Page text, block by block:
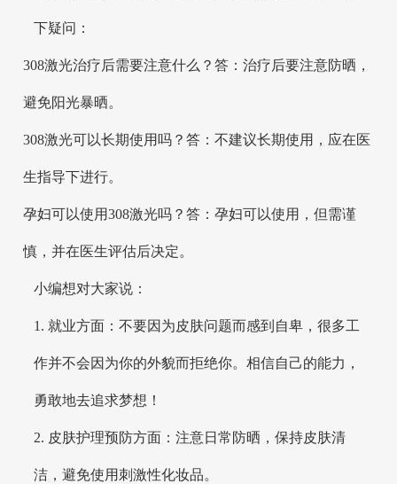
下疑问：
308激光治疗后需要注意什么？答：治疗后要注意防晒，
避免阳光暴晒。
308激光可以长期使用吗？答：不建议长期使用，应在医
生指导下进行。
孕妇可以使用308激光吗？答：孕妇可以使用，但需谨
慎，并在医生评估后决定。
小编想对大家说：
1. 就业方面：不要因为皮肤问题而感到自卑，很多工
作并不会因为你的外貌而拒绝你。相信自己的能力，
勇敢地去追求梦想！
2. 皮肤护理预防方面：注意日常防晒，保持皮肤清
洁，避免使用刺激性化妆品。